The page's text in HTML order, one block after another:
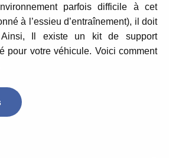
parfois difficile à cet
à l’essieu d’entraînement), il doit
Il existe un kit de support
pour votre véhicule. Voici comment